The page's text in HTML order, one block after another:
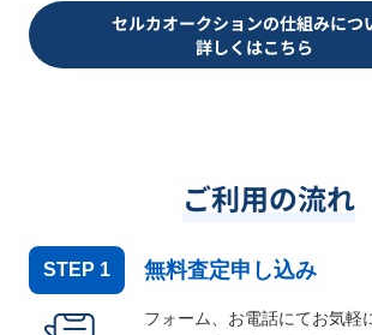
セルカオークションの仕組みにつ
詳しくはこちら
ご利用の流れ
STEP 1 無料査定申し込み
フォーム、お電話にてお気軽